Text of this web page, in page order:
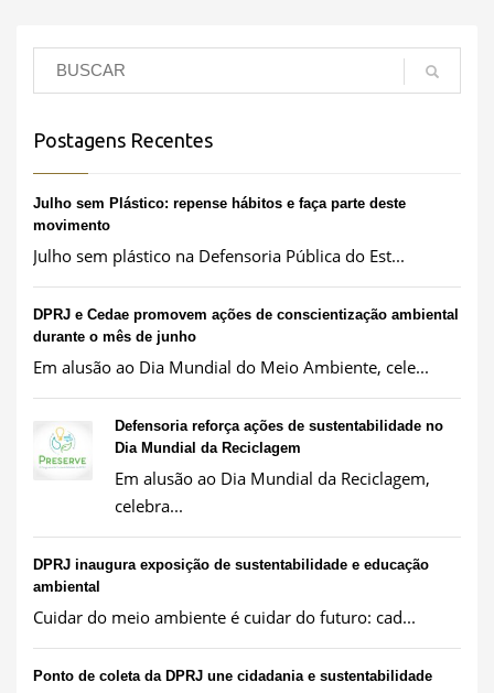
Postagens Recentes
Julho sem Plástico: repense hábitos e faça parte deste
movimento
Julho sem plástico na Defensoria Pública do Est...
DPRJ e Cedae promovem ações de conscientização ambiental
durante o mês de junho
Em alusão ao Dia Mundial do Meio Ambiente, cele...
Defensoria reforça ações de sustentabilidade no
Dia Mundial da Reciclagem
Em alusão ao Dia Mundial da Reciclagem,
celebra...
DPRJ inaugura exposição de sustentabilidade e educação
ambiental
Cuidar do meio ambiente é cuidar do futuro: cad...
Ponto de coleta da DPRJ une cidadania e sustentabilidade